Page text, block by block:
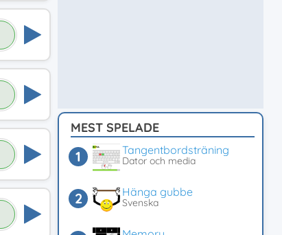
MEST SPELADE
Tangentbordsträning
Dator och media
Hänga gubbe
Svenska